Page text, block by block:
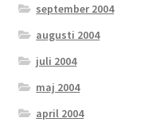
september 2004
augusti 2004
juli 2004
maj 2004
april 2004